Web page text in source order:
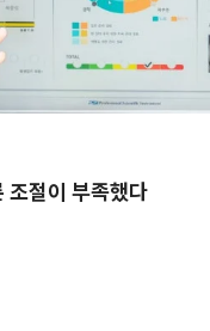
조절이 부족했다